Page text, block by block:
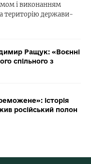
і виконанням
територію держави-
Ращук: «Воєнні
спільного з
історія
російський полон